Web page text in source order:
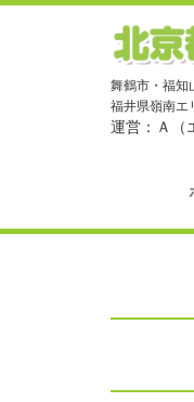
舞鶴市・福知
福井県嶺南エ
運営：Ａ（